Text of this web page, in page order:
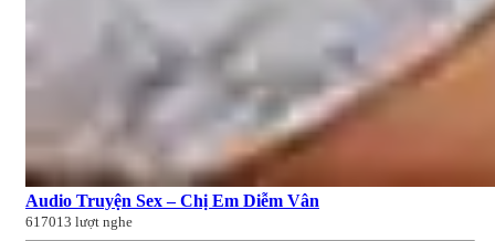
Audio Truyện Sex – Chị Em Diễm Vân
617013 lượt nghe